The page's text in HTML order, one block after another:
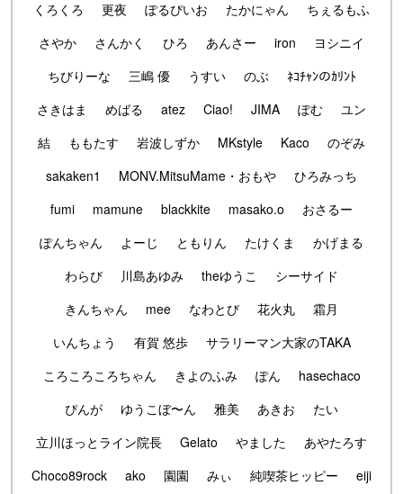
くろくろ
更夜 ぽるぴいお たかにゃん
ちぇるもふ
さやか
さんかく ひろ あんさー iron
ヨシニイ
ちびりーな
三嶋 優 うすい のぶ
ﾈｺﾁｬﾝのｶﾘﾝﾄ
さきはま
めばる atez Ciao! JIMA ぽむ
ユン
結
ももたす 岩波しずか MKstyle Kaco
のぞみ
sakaken1
MONV.MitsuMame・おもや
ひろみっち
fumi
mamune blackkite masako.o
おさるー
ぽんちゃん
よーじ ともりん たけくま
かげまる
わらび
川島あゆみ theゆうこ
シーサイド
きんちゃん
mee なわとび 花火丸
霜月
いんちょう
有賀 悠歩
サラリーマン大家のTAKA
ころころころちゃん
きよのふみ ぽん
hasechaco
ぴんが
ゆうこぼ〜ん 雅美 あきお
たい
立川ほっとライン院長
Gelato やました
あやたろす
Choco89rock
ako 園園 みぃ 純喫茶ヒッピー
eiji